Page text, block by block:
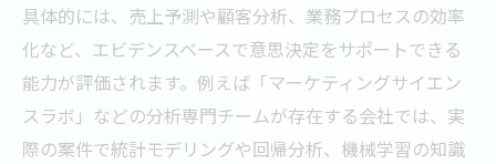
具体的には、売上予測や顧客分析、業務プロセスの効率
化など、エビデンスベースで意思決定をサポートできる
能力が評価されます。例えば「マーケティングサイエン
スラボ」などの分析専門チームが存在する会社では、実
際の案件で統計モデリングや回帰分析、機械学習の知識